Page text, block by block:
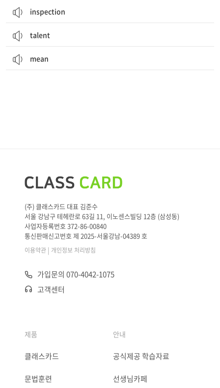
inspection
talent
mean
(주) 클래스카드 대표 김준수
서울 강남구 테헤란로 63길 11, 이노센스빌딩 12층 (삼성동)
사업자등록번호 372-86-00840
통신판매신고번호 제 2025-서울강남-04389 호
이용약관 | 개인정보 처리방침
가입문의 070-4042-1075
고객센터
제품
클래스카드
문법훈련
안내
공식제공 학습자료
선생님카페